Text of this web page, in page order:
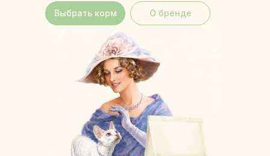
О бренде
Выбрать корм